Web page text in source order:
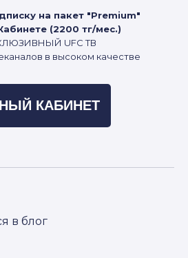
на пакет "Premium"
(2200 тг/мес.)
UFC ТВ
в высоком качестве
КАБИНЕТ
в блог